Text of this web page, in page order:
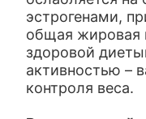
эстрогенами,
общая жировая
здоровой
активностью –
контроля веса.